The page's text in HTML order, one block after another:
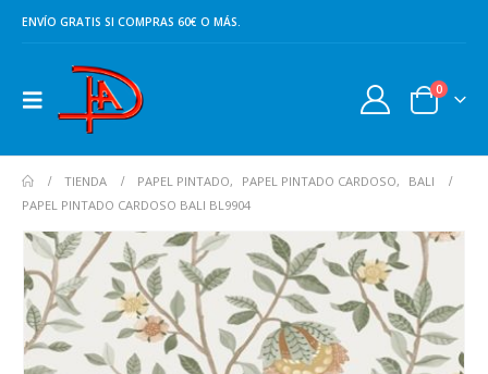
ENVÍO GRATIS SI COMPRAS 60€ O MÁS.
0
TIENDA PAPEL PINTADO, PAPEL PINTADO CARDOSO,
BALI
PAPEL PINTADO CARDOSO BALI BL9904